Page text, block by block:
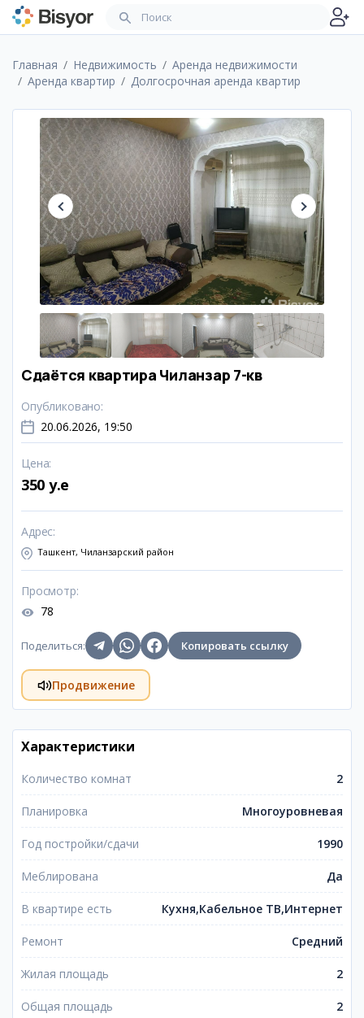
Главная Недвижимость
Аренда недвижимости
Аренда квартир
Долгосрочная аренда квартир
Сдаётся квартира Чиланзар 7-кв
Опубликовано:
20.06.2026, 19:50
Цена:
350 y.e
Адрес:
Ташкент, Чиланзарский район
Просмотр:
78
Поделиться: Копировать ссылку
Продвижение
Характеристики
Количество комнат 2
Планировка Многоуровневая
Год постройки/сдачи 1990
Меблирована Да
В квартире есть Кухня,Кабельное ТВ,Интернет
Ремонт Средний
Жилая площадь 2
Общая площадь 2